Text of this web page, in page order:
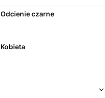
Odcienie czarne
Kobieta